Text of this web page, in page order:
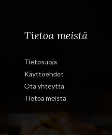
Tietoa meistä
Tietosuoja
Käyttöehdot
Ota yhteyttä
Tietoa meistä